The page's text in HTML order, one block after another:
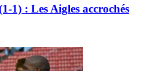
1) : Les Aigles accrochés